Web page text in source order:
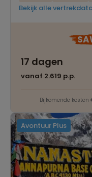
Bekijk alle
17 dagen
vanaf 2.619 p.p.
Bijkomende
Avontuur Plus